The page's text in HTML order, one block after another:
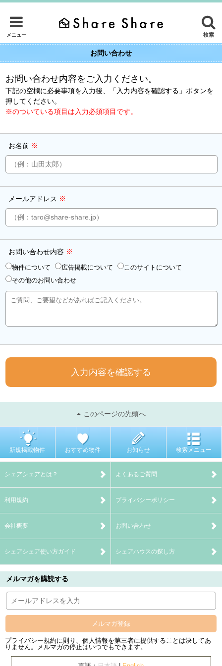
メニュー 検索
お問い合わせ
お問い合わせ内容をご入力ください。
下記の空欄に必要事項を入力後、「入力内容を確認する」ボタンを
押してください。
※のついている項目は入力必須項目です。
お名前 ※
メールアドレス ※
お問い合わせ内容 ※
物件について 広告掲載について
このサイトについて
その他のお問い合わせ
入力内容を確認する
このページの先頭へ
新規掲載物件 おすすめ物件 お知らせ 検索メニュー
シェアシェアとは？ よくあるご質問
利用規約 プライバシーポリシー
会社概要 お問い合わせ
シェアシェア使い方ガイド シェアハウスの探し方
メルマガを購読する
メルマガ登録
プライバシー規約に則り、個人情報を第三者に提供することは決してあ
りません。メルマガの停止はいつでもできます。